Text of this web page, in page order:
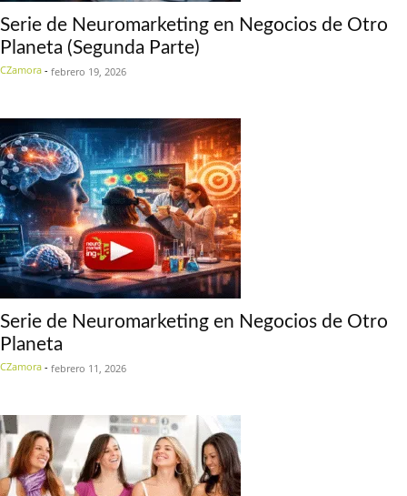
Serie de Neuromarketing en Negocios de Otro
Planeta (Segunda Parte)
CZamora - febrero 19, 2026
Serie de Neuromarketing en Negocios de Otro
Planeta
CZamora - febrero 11, 2026